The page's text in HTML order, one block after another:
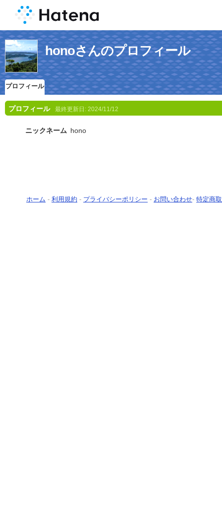
honoさんのプロフィール
プロフィール
プロフィール 最終更新日: 2024/11/12
ニックネーム hono
ホーム - 利用規約 - プライバシーポリシー - お問い合わせ- 特定商